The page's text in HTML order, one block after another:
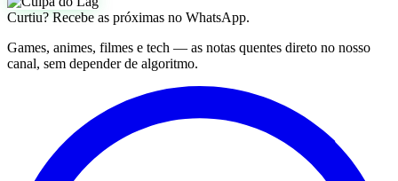
Curtiu? Recebe as próximas no WhatsApp.
Games, animes, filmes e tech — as notas quentes direto no nosso
canal, sem depender de algoritmo.